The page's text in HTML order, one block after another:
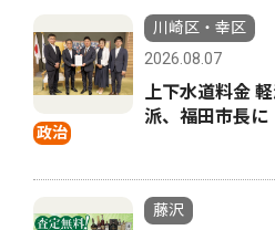
政治
川崎区・幸区
2026.08.07
上下水道料金
派、福田市長に
藤沢